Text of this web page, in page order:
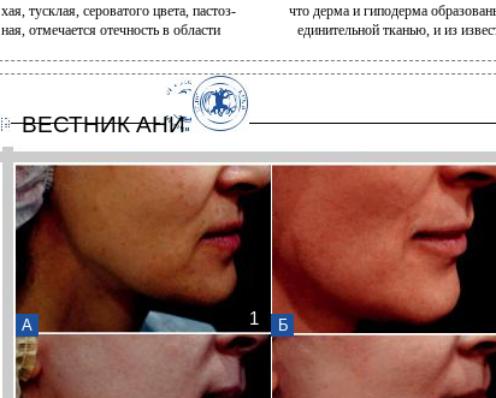
хая, тусклая, сероватого цвета, пастоз-
что дерма и гиподерма
ная, отмечается отечность в области
единительной тканью, и из
ВЕСТНИК АНИ
1
А Б